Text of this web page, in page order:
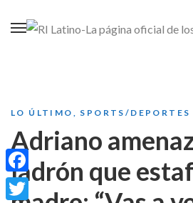
LO ÚLTIMO SPORTS/DEPORTES
Adriano
ladrón que
Facebook